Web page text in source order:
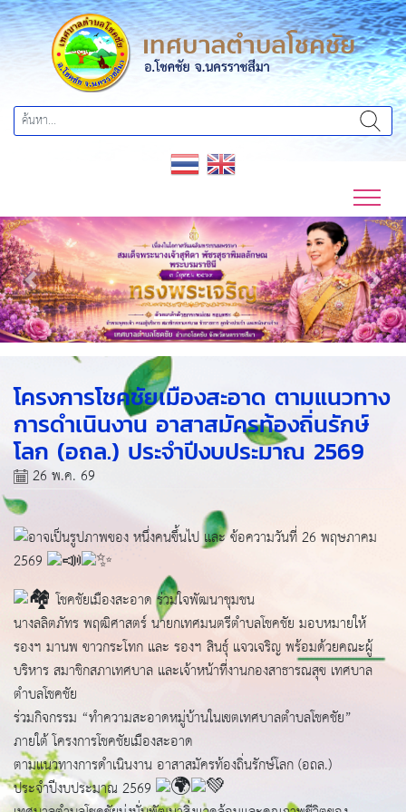
Previous Next
โครงการโชคชัยเมืองสะอาด ตามแนวทาง
การดำเนินงาน อาสาสมัครท้องถิ่นรักษ์
โลก (อถล.) ประจำปีงบประมาณ 2569
26 พ.ค. 69
วันที่ 26 พฤษภาคม
2569
โชคชัยเมืองสะอาด ร่วมใจพัฒนาชุมชน
นางลลิตภัทร พฤฒิศาสตร์ นายกเทศมนตรีตำบลโชคชัย มอบหมายให้
รองฯ มานพ ขาวกระโทก และ รองฯ สินธุ์ แจวเจริญ พร้อมด้วยคณะผู้
บริหาร สมาชิกสภาเทศบาล และเจ้าหน้าที่งานกองสาธารณสุข เทศบาล
ตำบลโชคชัย
ร่วมกิจกรรม “ทำความสะอาดหมู่บ้านในเขตเทศบาลตำบลโชคชัย”
ภายใต้ โครงการโชคชัยเมืองสะอาด
ตามแนวทางการดำเนินงาน อาสาสมัครท้องถิ่นรักษ์โลก (อถล.)
ประจำปีงบประมาณ 2569